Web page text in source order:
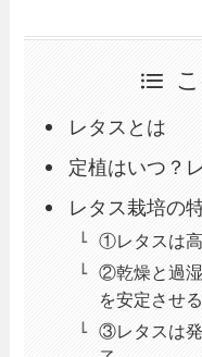
レタスとは
定植はいつ？
レタス栽培の
①レタスは
②乾燥と過
を安定させる
③レタスは